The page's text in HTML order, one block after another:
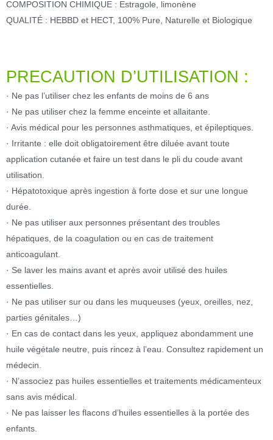
COMPOSITION CHIMIQUE : Estragole, limonène
QUALITÉ : HEBBD et HECT, 100% Pure, Naturelle et Biologique
PRECAUTION D’UTILISATION :
· Ne pas l’utiliser chez les enfants de moins de 6 ans
· Ne pas utiliser chez la femme enceinte et allaitante.
· Avis médical pour les personnes asthmatiques, et épileptiques.
· Irritante : elle doit obligatoirement être diluée avant toute
application cutanée et faire un test dans le pli du coude avant
utilisation.
· Hépatotoxique après ingestion à forte dose et sur une longue
durée.
· Ne pas utiliser aux personnes présentant des troubles
hépatiques, de la coagulation ou en cas de traitement
anticoagulant.
· Se laver les mains avant et après avoir utilisé des huiles
essentielles.
· Ne pas utiliser sur ou dans les muqueuses (yeux, oreilles, nez,
parties génitales…)
· En cas de contact dans les yeux, appliquez abondamment une
huile végétale neutre, puis rincez à l’eau. Consultez rapidement un
médecin.
· N’associez pas huiles essentielles et traitements médicamenteux
sans avis médical.
· Ne pas laisser les flacons d’huiles essentielles à la portée des
enfants.